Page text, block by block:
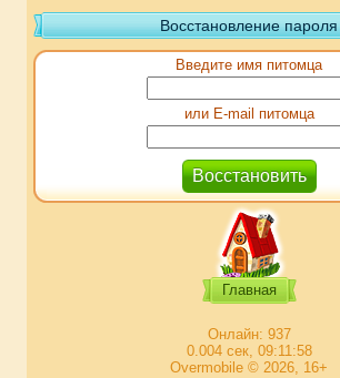
Восстановление пароля
Введите имя питомца
или E-mail питомца
Главная
Онлайн: 937
0.004 сек, 09:11:58
Overmobile © 2026, 16+